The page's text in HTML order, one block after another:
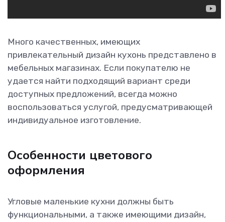
Много качественных, имеющих
привлекательный дизайн кухонь представлено в
мебельных магазинах. Если покупателю не
удается найти подходящий вариант среди
доступных предложений, всегда можно
воспользоваться услугой, предусматривающей
индивидуальное изготовление.
Особенности цветового
оформления
Угловые маленькие кухни должны быть
функциональными, а также имеющими дизайн,